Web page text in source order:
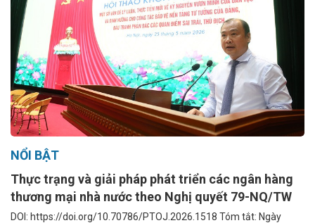
NỔI BẬT
Thực trạng và giải pháp phát triển các ngân hàng
thương mại nhà nước theo Nghị quyết 79-NQ/TW
DOI: https://doi.org/10.70786/PTOJ.2026.1518 Tóm tắt: Ngày